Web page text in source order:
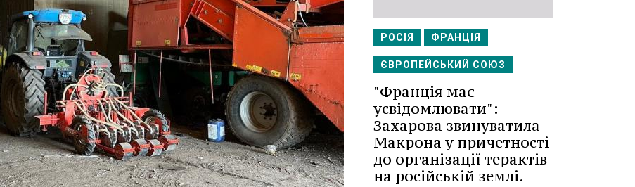
РОСІЯ ФРАНЦІЯ
ЄВРОПЕЙСЬКИЙ СОЮЗ
"Франція має
усвідомлювати":
Захарова звинуватила
Макрона у причетності
до організації терактів
на російській землі.